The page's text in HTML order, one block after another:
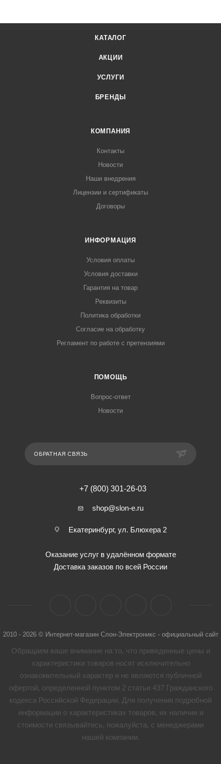
КАТАЛОГ
АКЦИИ
УСЛУГИ
БРЕНДЫ
КОМПАНИЯ
Контакты
Новости
Наши внедрения
Лицензии и сертификаты
Договоры
ИНФОРМАЦИЯ
Условия оплаты
Условия доставки
Гарантия на товар
Реквизиты
Политика обработки
Согласие на обработку
Регламент по работе с претензиями
ПОМОЩЬ
Вопрос-ответ
Новости
ОБРАТНАЯ СВЯЗЬ
+7 (800) 301-26-03
shop@slon-e.ru
Екатеринбург, ул. Блюхера 2
Оказание услуг в удалённом формате
Доставка заказов по всей России
2010 - 2026 © Интернет-магазин Слон-Электроникс - официальный сайт
Обращаем ваше внимание на то, что приведенные цены и
характеристики товaров носят исключительно
ознакомительный характер и не являются публичной
офертой, определенной пунктом 2 статьи 437 Гражданского
кодекса Российской Федерации. Для получения подробной
информации о характеристиках товaров, их наличии и
стоимости связывайтесь, пожалуйста, с менеджерами
нашей компании.